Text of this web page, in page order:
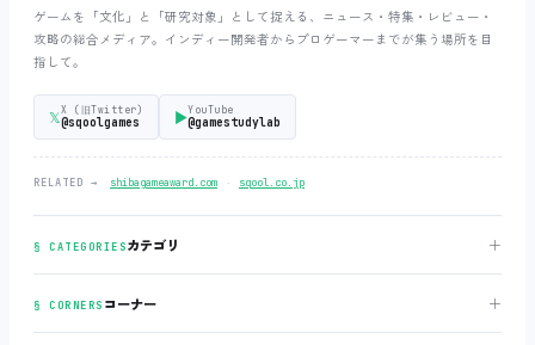
ゲームを「文化」と「研究対象」として捉える、ニュース・特集・レビュー・
攻略の総合メディア。インディー開発者からプロゲーマーまでが集う場所を目
指して。
𝕏X (旧Twitter)
@sqoolgames ▶YouTube
@gamestudylab
RELATED → shibagameaward.com ‧ sqool.co.jp
§ CATEGORIESカテゴリ ＋
§ CORNERS コーナー ＋